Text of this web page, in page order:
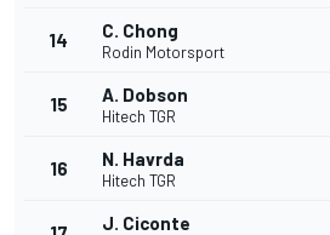
14 C. Chong
Rodin Motorsport
15 A. Dobson
Hitech TGR
16 N. Havrda
Hitech TGR
J. Ciconte